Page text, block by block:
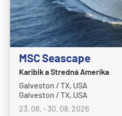
MS Zaandam
MS Zuiderdam
Hurtigruten
HX MS Fram
HX MS Fridtjof
HX MS Maud
HX MS Roald
MSC Seascape
Karibik a Stredná Amerika
Galveston / TX, USA
Galveston / TX, USA
23. 08. - 30. 08. 2026